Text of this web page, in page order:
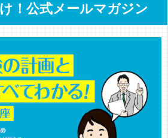
！公式メールマガジン